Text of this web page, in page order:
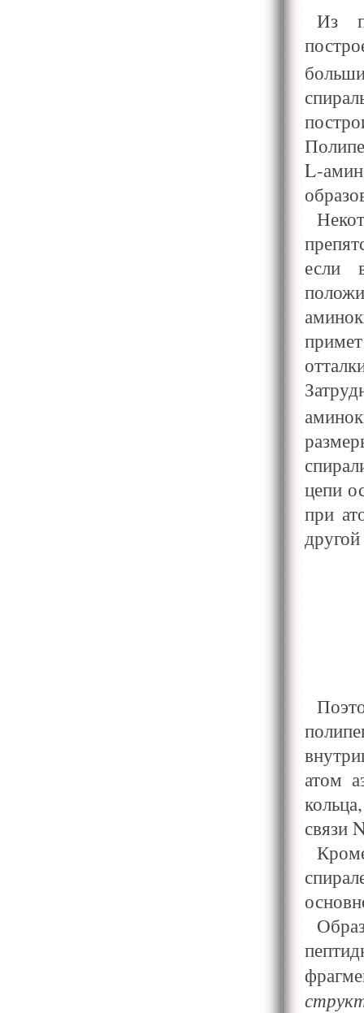
Из
L-
если
цепи
при
атом
связи